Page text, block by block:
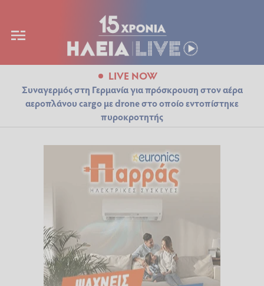
LIVE NOW
Συναγερμός στη Γερμανία για πρόσκρουση στον αέρα
αεροπλάνου cargo με drone στο οποίο εντοπίστηκε
πυροκροτητής